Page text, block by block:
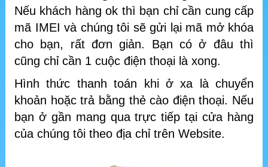
Nếu khách hàng ok thì bạn chỉ cần cung cấp
mã IMEI và chúng tôi sẽ gửi lại mã mở khóa
cho bạn, rất đơn giản. Bạn có ở đâu thì
cũng chỉ cần 1 cuộc điện thoại là xong.
Hình thức thanh toán khi ở xa là chuyển
khoản hoặc trả bằng thẻ cào điện thoại. Nếu
bạn ở gần mang qua trực tiếp tại cửa hàng
của chúng tôi theo địa chỉ trên Website.